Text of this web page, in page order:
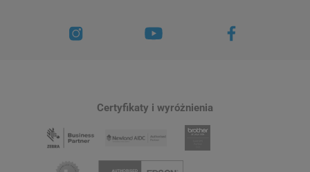
Certyfikaty i wyróżnienia